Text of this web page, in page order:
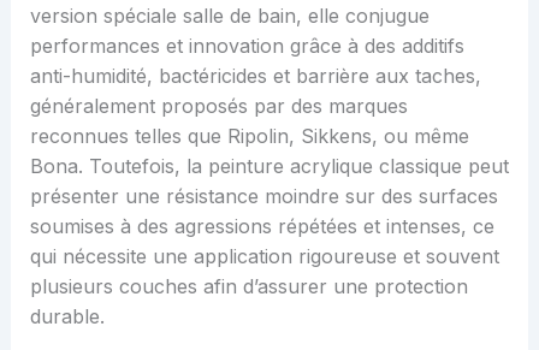
version spéciale salle de bain, elle conjugue
performances et innovation grâce à des additifs
anti-humidité, bactéricides et barrière aux taches,
généralement proposés par des marques
reconnues telles que Ripolin, Sikkens, ou même
Bona. Toutefois, la peinture acrylique classique peut
présenter une résistance moindre sur des surfaces
soumises à des agressions répétées et intenses, ce
qui nécessite une application rigoureuse et souvent
plusieurs couches afin d’assurer une protection
durable.